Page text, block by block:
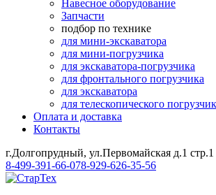
Навесное оборудование
Запчасти
подбор по технике
для мини-экскаватора
для мини-погрузчика
для экскаватора-погрузчика
для фронтального погрузчика
для экскаватора
для телескопического
Оплата и доставка
Контакты
г.Долгопрудный, ул.Первомайская д.1 стр.1
8-499-391-66-078-929-626-35-56